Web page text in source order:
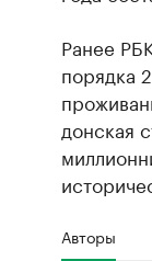
Ранее
порядка
донская
Авторы